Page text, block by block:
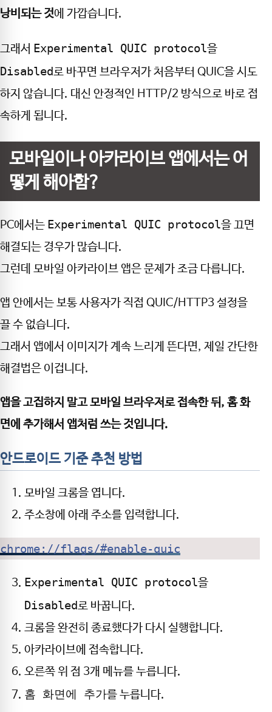
낭비되는 것에 가깝습니다.
그래서 Experimental QUIC protocol을
Disabled로 바꾸면 브라우저가 처음부터 QUIC을 시도
하지 않습니다. 대신 안정적인 HTTP/2 방식으로 바로 접
속하게 됩니다.
모바일이나 아카라이브 앱에서는 어
떻게 해아함?
PC에서는 Experimental QUIC protocol을 끄면
해결되는 경우가 많습니다.
그런데 모바일 아카라이브 앱은 문제가 조금 다릅니다.
앱 안에서는 보통 사용자가 직접 QUIC/HTTP3 설정을
끌 수 없습니다.
그래서 앱에서 이미지가 계속 느리게 뜬다면, 제일 간단한
해결법은 이겁니다.
앱을 고집하지 말고 모바일 브라우저로 접속한 뒤, 홈 화
면에 추가해서 앱처럼 쓰는 것입니다.
안드로이드 기준 추천 방법
모바일 크롬을 엽니다.
주소창에 아래 주소를 입력합니다.
chrome://flags/#enable-quic
Experimental QUIC protocol을
Disabled로 바꿉니다.
크롬을 완전히 종료했다가 다시 실행합니다.
아카라이브에 접속합니다.
오른쪽 위 점 3개 메뉴를 누릅니다.
홈 화면에 추가를 누릅니다.